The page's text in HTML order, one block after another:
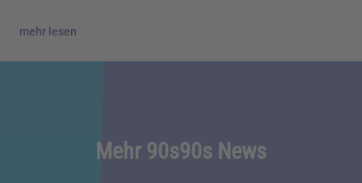
mehr lesen
Mehr 90s90s News